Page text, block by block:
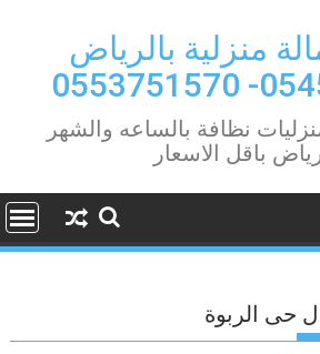
منزلية بالرياض
نظافة بالساعه والشهر
باقل الاسعار
حى الربوة